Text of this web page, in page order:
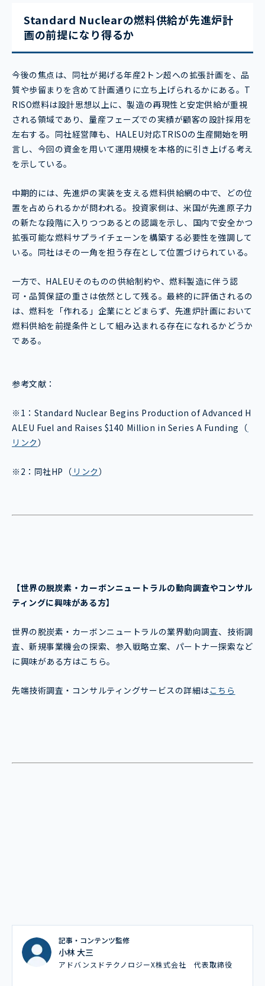
Standard Nuclearの燃料供給が先進炉計
画の前提になり得るか
今後の焦点は、同社が掲げる年産2トン超への拡張計画を、品
質や歩留まりを含めて計画通りに立ち上げられるかにある。T
RISO燃料は設計思想以上に、製造の再現性と安定供給が重視
される領域であり、量産フェーズでの実績が顧客の設計採用を
左右する。同社経営陣も、HALEU対応TRISOの生産開始を明
言し、今回の資金を用いて運用規模を本格的に引き上げる考え
を示している。
中期的には、先進炉の実装を支える燃料供給網の中で、どの位
置を占められるかが問われる。投資家側は、米国が先進原子力
の新たな段階に入りつつあるとの認識を示し、国内で安全かつ
拡張可能な燃料サプライチェーンを構築する必要性を強調して
いる。同社はその一角を担う存在として位置づけられている。
一方で、HALEUそのものの供給制約や、燃料製造に伴う認
可・品質保証の重さは依然として残る。最終的に評価されるの
は、燃料を「作れる」企業にとどまらず、先進炉計画において
燃料供給を前提条件として組み込まれる存在になれるかどうか
である。
参考文献：
※1： Standard Nuclear Begins Production of Advanced H
ALEU Fuel and Raises $140 Million in Series A Funding （
リンク）
※2： 同社HP （ リンク）
【世界の脱炭素・カーボンニュートラルの動向調査やコンサル
ティングに興味がある方】
世界の脱炭素・カーボンニュートラルの業界動向調査、技術調
査、新規事業機会の探索、参入戦略立案、パートナー探索など
に興味がある方はこちら。
先端技術調査・コンサルティングサービスの詳細はこちら
記事・コンテンツ監修
小林 大三
アドバンスドテクノロジーX株式会社 代表取締役